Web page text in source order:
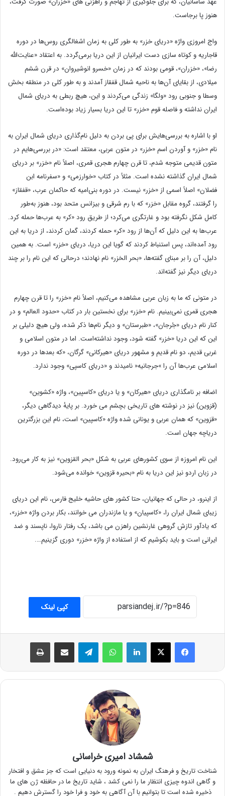
هنوز پا برجاست.
واج امروزی واژه «دریای خزر» به طور کلی به زمان اشغالگری روس‌ها در دوره
قاجاریه و کوتاه سازی دست ایرانیان از این دریا برمی‌گردد. به اعتقاد «عنایت‌الله
رضا»، «خزران»، قومی بودند که در زمان «خسرو انوشیروان» در قرن ششم
میلادی، از بقایای آن‌ها به ناحیه شمال قفقاز آمدند و به ‌طور کلی در منطقه بخش
وسطا و جنوبی رود «ولگا» زندگی می‌کردند و این، هیچ ربطی به دریای شمال
ایران نداشته و فاصله قوم «خزر» تا این دریا بسیار زیاد بوده‌است.
او با اشاره به بررسی‌هایش برای پی بردن به دلیل نام‌گذاری دریای شمال ایران به
نام «خزر» و آوردن اسم «خزر» در متون عربی، معتقد است: «در بررسی‌هایم در
متون قدیمی متوجه شدم، تا قرن چهارم هجری قمری، اصلاً نام «خزر» بر دریای
شمال ایران گذاشته نشده‌ است. مثلاً در کتاب «خوارزمی» و «سفرنامه ابن
فضلان» اصلاً اسمی از «خزر» نیست. در دوره بنی‌امیه که حاکمان عرب، «قفقاز»
را گرفتند، گروه مقابل «خزر» که با رم شرقی و بیزانس متحد بود، هنوز به‌طور
کامل شکل نگرفته بود و غارتگری می‌کرد؛ از طریق رود «کر» به عرب‌ها حمله کرد.
عرب‌ها به این دلیل که آن‌ها از رود «کر» حمله کردند، گمان کردند، از دریا به این
رود آمده‌اند، پس استنباط کردند که گویا این دریا، دریای «خزر» است. به همین
دلیل، آن را بر مبنای گفته‌ها، «بحر الخزر» نام نهادند؛ درحالی که این نام را بر چند
دریای دیگر نیز گفته‌اند.
در متونی که ما به زبان عربی مشاهده می‌کنیم، اصلاً نام «خزر» را تا قرن چهارم
هجری قمری نمی‌بینیم. نام «خزر» برای نخستین بار در کتاب «حدود العالم» و در
کنار نام دریای «جُرجان»، «طبرستان» و دیگر نام‌ها ذکر شده، ولی هیچ دلیلی بر
این‌ که این دریا «خزر» گفته شود، وجود نداشته‌است. اما در متون اسلامی و
غربی قدیم، دو نام قدیم و مشهور دریای «هیرکانی‌» گرگان، «که بعدها در دوره
اسلامی عرب‌ها آن را »جرجانیه« نامیدند و «دریای کاسپی» وجود ندارد.
اضافه بر نامگذاری دریای «هیرکان» و یا دریای «کاسپین»، واژه «کشوین»
(قزوین) نیز در نوشته های تاریخی بچشم می خورد. بر پایهٔ دیدگاهی دیگر،
«قزوین» که همان عربی و یونانی شده واژه «کاسپین» است، نام این بزرگترین
دریاچه جهان است.
این نام امروزه از سوی کشورهای عربی به شکل «بحر القزوین» نیز به کار می‌رود.
در زبان اردو نیز این دریا به نام «بحیره قزوین» خوانده می‌شود.
از اینرو، در حالی که جهانیان، حتا کشور های حاشیه خلیج فارس، نام این دریای
زیبای شمال ایران را، «کاسپیان» و یا مازندران می خوانند، بکار بردن واژه «خزر»،
که یادآور تازش گروهی غارنشین راهزن می باشد، یک رفتار ناروا، ناپسند و ضد
ایرانی است و باید بکوشیم که از استفاده از واژه «خزر» دوری گزینیم….
کپی لینک
فیس بوک X لینکدین واتس آپ تلگرام اشتراک گذاری از طریق ایمیل چاپ
شمشاد امیری خراسانی
شناخت تاریخ و فرهنگ ایران به نمونه ورود به دنیایی است که جز عشق و افتخار
و گاهی اندوه چیزی انتظار ما را نمی کشد ، شاید تاریخ ما در حافظه ژن های ما
ذخیره شده است تا بتوانیم با آن آگاهی به خود و فرا خود را گسترش دهیم .